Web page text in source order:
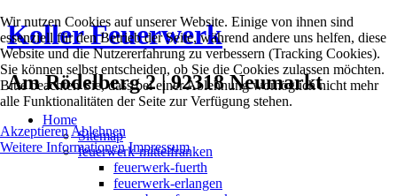
Koller Feuerwerk
Am Rödelberg 2 | 92318 Neumarkt
Home
Sitemap
feuerwerk-mittelfranken
feuerwerk-fuerth
feuerwerk-erlangen
Wir nutzen Cookies auf unserer Website. Einige von ihnen sind
essenziell für den Betrieb der Seite, während andere uns helfen, diese
Website und die Nutzererfahrung zu verbessern (Tracking Cookies).
Sie können selbst entscheiden, ob Sie die Cookies zulassen möchten.
Bitte beachten Sie, dass bei einer Ablehnung womöglich nicht mehr
alle Funktionalitäten der Seite zur Verfügung stehen.
AkzeptierenAblehnen
Weitere Informationen Impressum